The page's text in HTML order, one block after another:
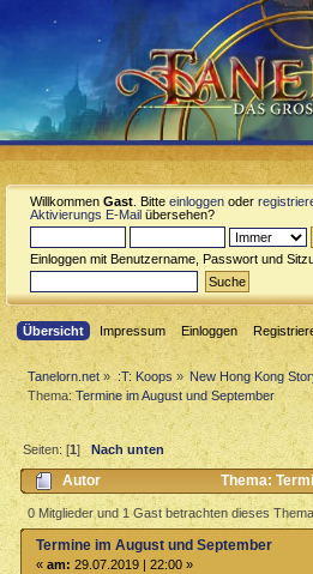
Willkommen Gast . Bitte einloggen oder
Aktivierungs E-Mail übersehen?
Einloggen mit Benutzername, Passwort und
Übersicht Impressum Einloggen
Tanelorn.net » :T: Koops » New Hong Kong
Thema:Termine im August und September
Seiten: [1] Nach unten
Autor
Thema:
September (Gelesen 1778 mal)
0 Mitglieder und 1 Gast betrachten dieses Thema.
Termine im August und September
« am: 29.07.2019 | 22:00 »